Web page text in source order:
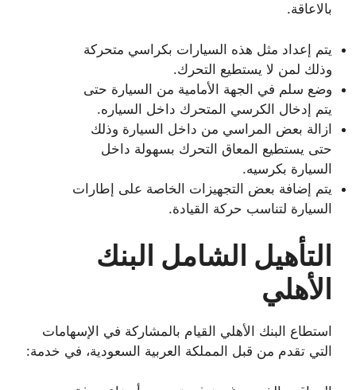
بالاعاقة.
يتم إعداد مثل هذه السيارات بكراسي متحركة
وذلك لمن لا يستطيع التحرك.
وضع سلم في الجهة الأمامية من السيارة حتى
يتم إدخال الكرسي المتحرك داخل السياره.
ازالة بعض المراسي من داخل السيارة وذلك
حتى يستطيع المعاق التحرك بسهولة داخل
السيارة بكرسيه.
يتم إضافة بعض التجهيزات الخاصة على إطارات
السيارة لتناسب حركة القيادة.
التأهيل الشامل البنك
الأهلي
استطاع البنك الأهلي القيام بالمشاركة في الإسهامات
التي تقدم من قبل المملكة العربية السعودية، في خدمة: